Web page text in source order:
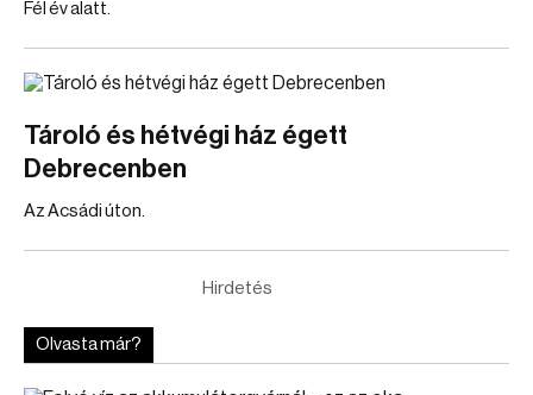
Fél év alatt.
Tároló és hétvégi ház égett
Debrecenben
Az Acsádi úton.
Hirdetés
Olvasta már?